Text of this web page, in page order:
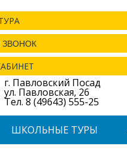
ЗВОНОК
г. Павловский Посад
ул. Павловская, 26
Тел. 8 (49643) 555-25
ШКОЛЬНЫЕ ТУРЫ